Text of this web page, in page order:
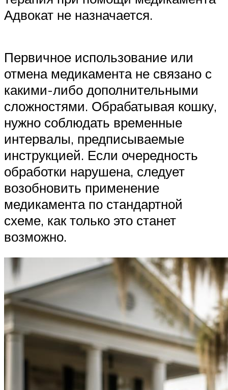
Адвокат не назначается.
Первичное использование или
отмена медикамента не связано с
какими-либо дополнительными
сложностями. Обрабатывая кошку,
нужно соблюдать временные
интервалы, предписываемые
инструкцией. Если очередность
обработки нарушена, следует
возобновить применение
медикамента по стандартной
схеме, как только это станет
возможно.